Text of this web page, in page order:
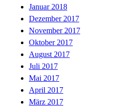
Januar 2018
Dezember 2017
November 2017
Oktober 2017
August 2017
Juli 2017
Mai 2017
April 2017
März 2017